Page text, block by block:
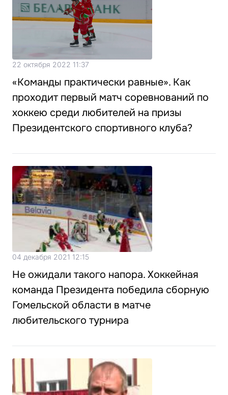
22 октября 2022 11:37
«Команды практически равные». Как
проходит первый матч соревнований по
хоккею среди любителей на призы
Президентского спортивного клуба?
04 декабря 2021 12:15
Не ожидали такого напора. Хоккейная
команда Президента победила сборную
Гомельской области в матче
любительского турнира